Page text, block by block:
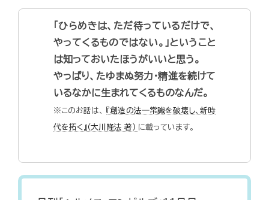
「ひらめきは、ただ待っているだけで、
やってくるものではない。」ということ
は知っておいたほうがいいと思う。
やっぱり、たゆまぬ努力・精進を続けて
いるなかに生まれてくるものなんだ。
※このお話は、 『創造の法―常識を破壊し、新時
代を拓く』（大川隆法 著） に載っています。